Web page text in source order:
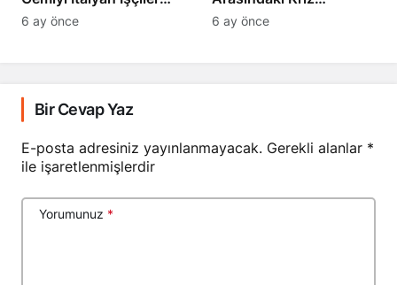
Engelledi
6 ay önce
Derinleşiyor
6 ay önce
Bir Cevap Yaz
E-posta adresiniz yayınlanmayacak. Gerekli alanlar *
ile işaretlenmişlerdir
Yorumunuz *